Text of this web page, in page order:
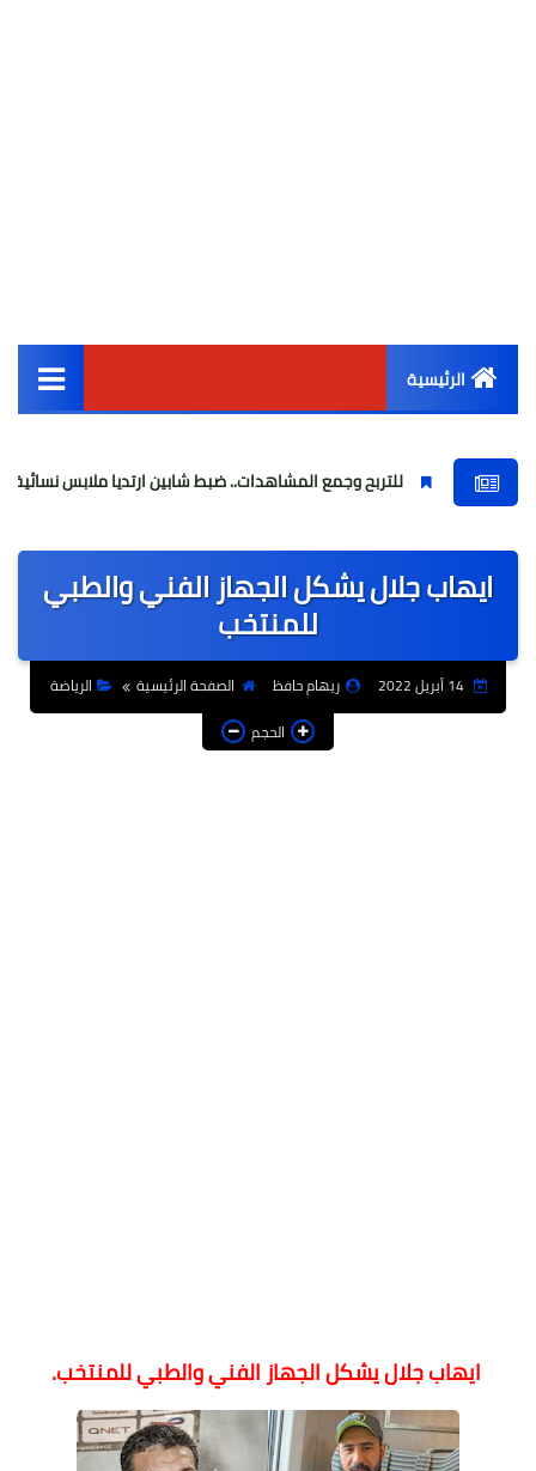
الرئيسية
أخبار مصر
عالمى
الرياضة
حوادث وقضايا
فن
للتربح وجمع المشاهدات.. ضبط شابين ارتديا ملابس نسائية وبثا فيديوهات
ايهاب جلال يشكل الجهاز الفني والطبي
للمنتخب
14 أبريل 2022 ريهام حافظ الصفحة الرئيسية
الرياضة
الحجم
ايهاب جلال يشكل الجهاز الفني والطبي للمنتخب.